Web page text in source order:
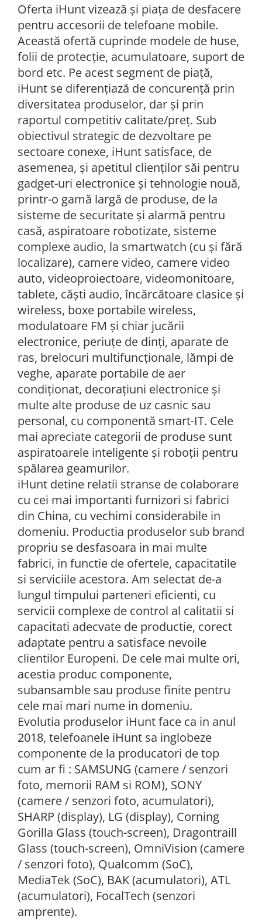
Oferta iHunt vizează și piața de desfacere
pentru accesorii de telefoane mobile.
Această ofertă cuprinde modele de huse,
folii de protecție, acumulatoare, suport de
bord etc. Pe acest segment de piață,
iHunt se diferențiază de concurență prin
diversitatea produselor, dar și prin
raportul competitiv calitate/preț. Sub
obiectivul strategic de dezvoltare pe
sectoare conexe, iHunt satisface, de
asemenea, și apetitul clienților săi pentru
gadget-uri electronice și tehnologie nouă,
printr-o gamă largă de produse, de la
sisteme de securitate și alarmă pentru
casă, aspiratoare robotizate, sisteme
complexe audio, la smartwatch (cu și fără
localizare), camere video, camere video
auto, videoproiectoare, videomonitoare,
tablete, căști audio, încărcătoare clasice și
wireless, boxe portabile wireless,
modulatoare FM și chiar jucării
electronice, periuțe de dinți, aparate de
ras, brelocuri multifuncționale, lămpi de
veghe, aparate portabile de aer
condiționat, decorațiuni electronice și
multe alte produse de uz casnic sau
personal, cu componentă smart-IT. Cele
mai apreciate categorii de produse sunt
aspiratoarele inteligente și roboții pentru
spălarea geamurilor.
iHunt detine relatii stranse de colaborare
cu cei mai importanti furnizori si fabrici
din China, cu vechimi considerabile in
domeniu. Productia produselor sub brand
propriu se desfasoara in mai multe
fabrici, in functie de ofertele, capacitatile
si serviciile acestora. Am selectat de-a
lungul timpului parteneri eficienti, cu
servicii complexe de control al calitatii si
capacitati adecvate de productie, corect
adaptate pentru a satisface nevoile
clientilor Europeni. De cele mai multe ori,
acestia produc componente,
subansamble sau produse finite pentru
cele mai mari nume in domeniu.
Evolutia produselor iHunt face ca in anul
2018, telefoanele iHunt sa inglobeze
componente de la producatori de top
cum ar fi : SAMSUNG (camere / senzori
foto, memorii RAM si ROM), SONY
(camere / senzori foto, acumulatori),
SHARP (display), LG (display), Corning
Gorilla Glass (touch-screen), Dragontraill
Glass (touch-screen), OmniVision (camere
/ senzori foto), Qualcomm (SoC),
MediaTek (SoC), BAK (acumulatori), ATL
(acumulatori), FocalTech (senzori
amprente).